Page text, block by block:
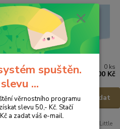
Hledat
0 ks
0,00 Kč
BMB Bambusové dětské pleny - Little
spuštěn.
...
věrnostního programu
slevu 50,- Kč. Stačí
a zadat váš e-mail.